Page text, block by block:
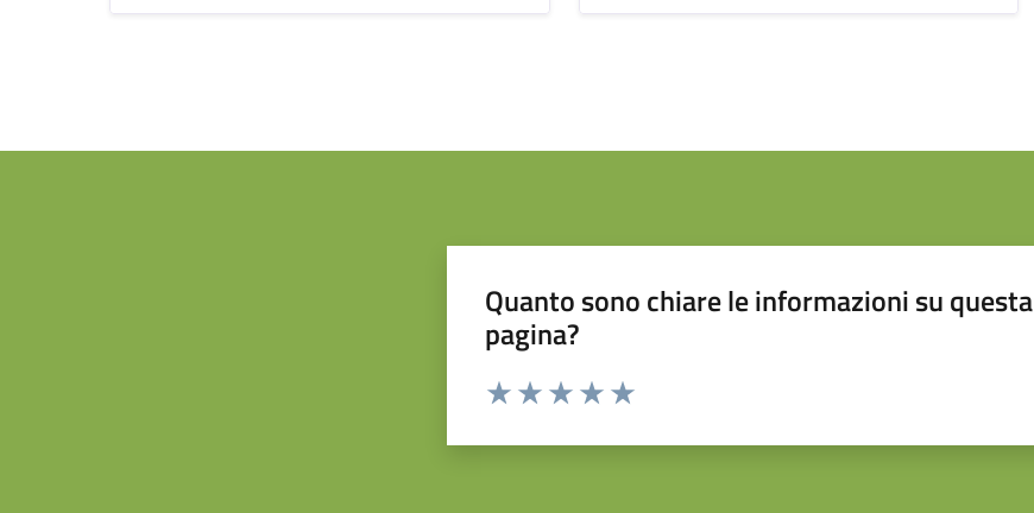
Quanto sono chiare le informazioni su questa
pagina?
Valuta da 1 a 5 stelle la pagina